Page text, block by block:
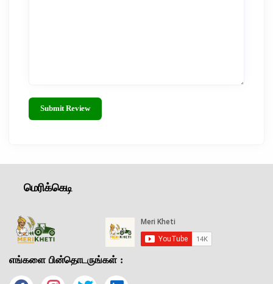
Submit Review
மெரிக்கெடி
எங்களை பின்தொடருங்கள் :